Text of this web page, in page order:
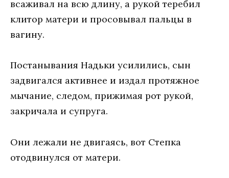
всаживал на всю длину, а рукой теребил
клитор матери и просовывал пальцы в
вагину.
Постанывания Надьки усилились, сын
задвигался активнее и издал протяжное
мычание, следом, прижимая рот рукой,
закричала и супруга.
Они лежали не двигаясь, вот Степка
отодвинулся от матери.